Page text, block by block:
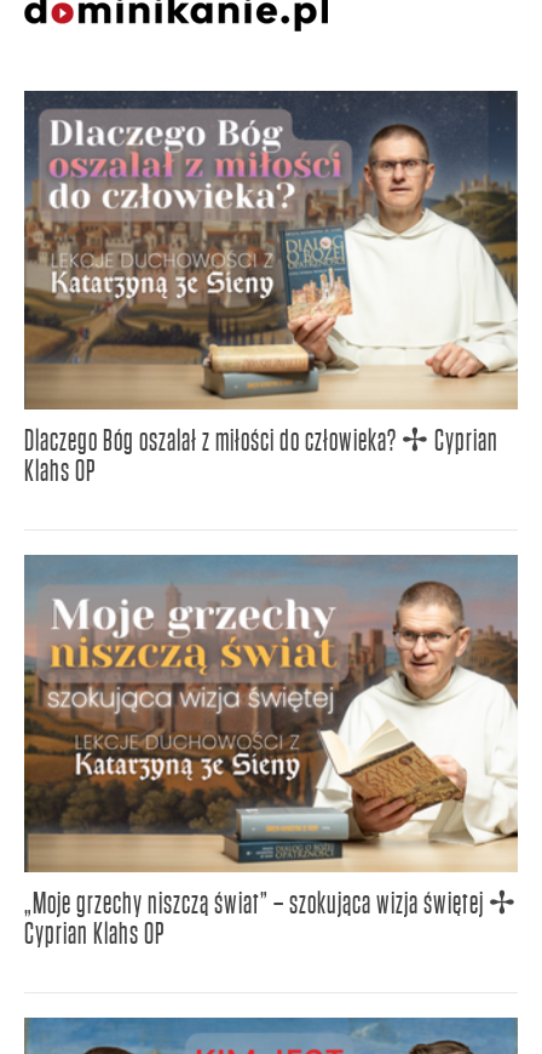
Dlaczego Bóg oszalał z miłości do człowieka? ✢ Cyprian
Klahs OP
„Moje grzechy niszczą świat” – szokująca wizja świętej ✢
Cyprian Klahs OP